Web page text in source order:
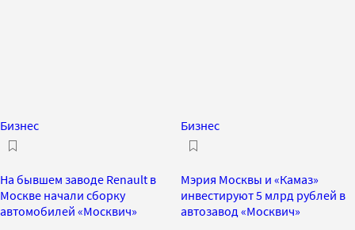
Бизнес
На бывшем заводе Renault в
Москве начали сборку
автомобилей «Москвич»
Бизнес
Мэрия Москвы и «Камаз»
инвестируют 5 млрд рублей в
автозавод «Москвич»